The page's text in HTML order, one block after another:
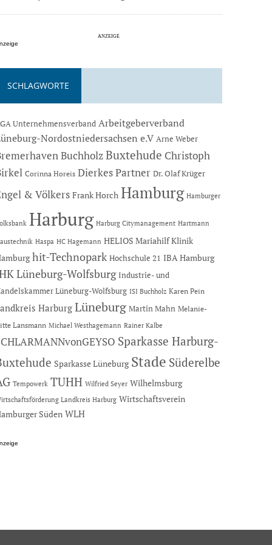
SCHLAGWORTE
Unternehmensverband Arbeitgeberverband
Nordostniedersachsen e.V Arne Weber
BuchholzBuxtehude Christoph
Corinna Horeis Dierkes Partner Dr. Olaf Krüger
& Völkers Frank Horch Hamburg Hamburger
Harburg Harburg Citymanagement Hartmann
Haspa HC Hagemann HELIOS Mariahilf Klinik
hit-Technopark Hochschule 21 IBA Hamburg
Lüneburg-Wolfsburg Industrie- und
Lüneburg-Wolfsburg ISI Buchholz Karen Pein
Harburg Lüneburg Martin Mahn Melanie-
Lansmann Michael Westhagemann Rainer Kalbe
Sparkasse Harburg-
Sparkasse Lüneburg Stade Süderelbe
Tempowerk TUHH Wilfried Seyer Wilhelmsburg
Landkreis Harburg Wirtschaftsverein
Süden WLH